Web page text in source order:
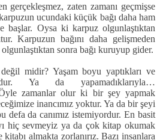
gerçekleşmez, zaten zamanı geçmişse
ucundaki küçük bağı daha ham
başlar. Oysa ki karpuz olgunlaştıktan
Karpuzun bağını daha gelişmeden
sonra bağı kuruyup gider.
midir? Yaşam boyu yaptıkları ve
Ya da yapamadıklarıyla…
Öyle zamanlar olur ki bir şey yapmak
inancımız yoktur. Ya da bir şeyi
defa da canımız istemiyordur. En basit
hiç sevmeyiz ya da çok kitap okumak
almakta zorlanırız. Bazı insanlara